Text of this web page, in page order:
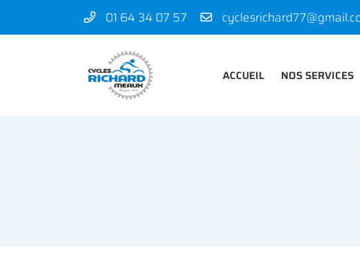
01 64 34 07 57
ACCUEIL NOS SERVICES
50 rue des Madeleines
77100 Mareuil-lès-Meaux
01 64 34 07 57